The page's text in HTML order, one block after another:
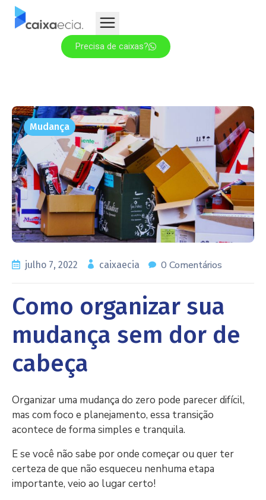
Precisa de caixas?
Mudança
julho 7, 2022 caixaecia 0 Comentários
Como organizar sua
mudança sem dor de
cabeça
Organizar uma mudança do zero pode parecer difícil,
mas com foco e planejamento, essa transição
acontece de forma simples e tranquila.
E se você não sabe por onde começar ou quer ter
certeza de que não esqueceu nenhuma etapa
importante, veio ao lugar certo!